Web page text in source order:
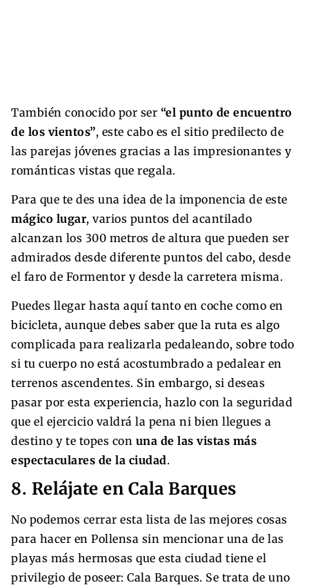
También conocido por ser “el punto de encuentro
de los vientos”, este cabo es el sitio predilecto de
las parejas jóvenes gracias a las impresionantes y
románticas vistas que regala.
Para que te des una idea de la imponencia de este
mágico lugar, varios puntos del acantilado
alcanzan los 300 metros de altura que pueden ser
admirados desde diferente puntos del cabo, desde
el faro de Formentor y desde la carretera misma.
Puedes llegar hasta aquí tanto en coche como en
bicicleta, aunque debes saber que la ruta es algo
complicada para realizarla pedaleando, sobre todo
si tu cuerpo no está acostumbrado a pedalear en
terrenos ascendentes. Sin embargo, si deseas
pasar por esta experiencia, hazlo con la seguridad
que el ejercicio valdrá la pena ni bien llegues a
destino y te topes con una de las vistas más
espectaculares de la ciudad.
8. Relájate en Cala Barques
No podemos cerrar esta lista de las mejores cosas
para hacer en Pollensa sin mencionar una de las
playas más hermosas que esta ciudad tiene el
privilegio de poseer: Cala Barques. Se trata de uno